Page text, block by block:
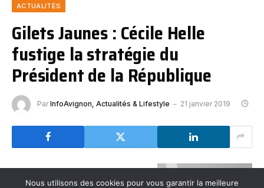
ACTUALITÉS
Gilets Jaunes : Cécile Helle
fustige la stratégie du
Président de la République
Par InfoAvignon, Actualités & Lifestyle 21 janvier 2019
Nous utilisons des cookies pour vous garantir la meilleure